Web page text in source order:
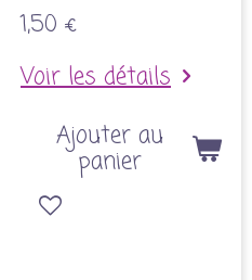
1,50 €
Voir les détails
Ajouter au
panier